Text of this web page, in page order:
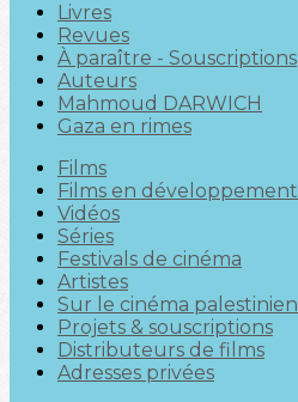
Livres
Revues
À paraître - Souscriptions
Auteurs
Mahmoud DARWICH
Gaza en rimes
Films
Films en développement
Vidéos
Séries
Festivals de cinéma
Artistes
Sur le cinéma palestinien
Projets & souscriptions
Distributeurs de films
Adresses privées